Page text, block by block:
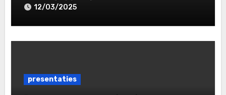
specialisatieopleiding Privacy- en
Leiden Law Academy 18 maart 2025
12/03/2025
presentaties